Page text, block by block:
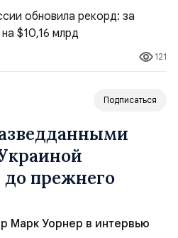
Это в 2,5 раза больше,
2025 года ($3,95 млрд).
42,2% денежного
рынка слияний и
121
Подписаться
до прежнего
Марк Уорнер в интервью